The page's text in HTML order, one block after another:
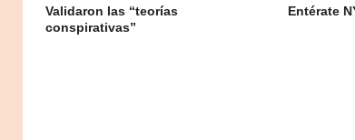
Validaron las “teorías
conspirativas”
Entérate